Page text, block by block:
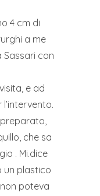
4 cm di
a me
Sassari con
e ad
che sa
. Mi.dice
un plastico
poteva